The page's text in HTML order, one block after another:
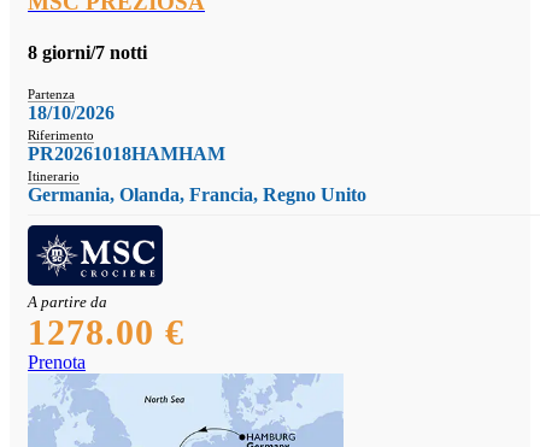
8 giorni/7 notti
Partenza
18/10/2026
Riferimento
PR20261018HAMHAM
Itinerario
Germania, Olanda, Francia, Regno Unito
A partire da
1278.00 €
Prenota